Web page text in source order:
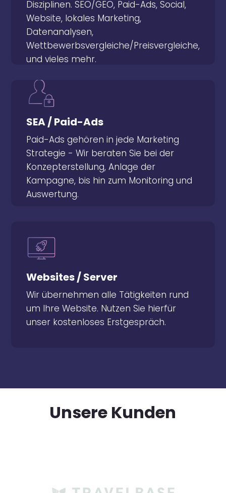
Disziplinen. SEO/GEO, Paid-Ads, Social,
Website, lokales Marketing,
Datenanalysen,
Wettbewerbsvergleiche/Preisvergleiche,
und vieles mehr.
Datenanalysen,
Wettbewerbsvergleiche/Preisvergleiche,
und vieles mehr.
SEA / Paid-Ads
Paid-Ads gehören in jede Marketing
Strategie - Wir beraten Sie bei der
Konzepterstellung, Anlage der
Kampagne, bis hin zum Monitoring und
Auswertung.
SEA / Paid-Ads
Paid-Ads gehören in jede Marketing
Strategie - Wir beraten Sie bei der
Konzepterstellung, Anlage der
Kampagne, bis hin zum Monitoring und
Auswertung.
Websites / Server
Wir übernehmen alle Tätigkeiten rund
um Ihre Website. Nutzen Sie hierfür
unser kostenloses Erstgespräch.
Websites / Server
Wir übernehmen alle Tätigkeiten rund
um Ihre Website. Nutzen Sie hierfür
unser kostenloses Erstgespräch.
Unsere Kunden